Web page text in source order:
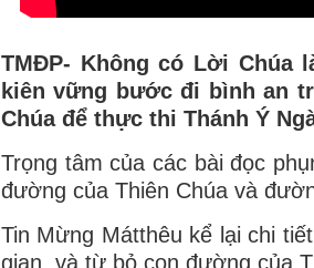
TMĐP- Không có Lời Chúa
kiên vững bước đi bình an
Chúa để thực thi Thánh Ý
Trọng tâm của các bài đọc
đường của Thiên Chúa và
Tin Mừng Mátthêu kể lại chi
gian, và từ bỏ con đường của